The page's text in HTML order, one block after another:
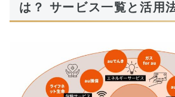
は？ サービス一覧と活用